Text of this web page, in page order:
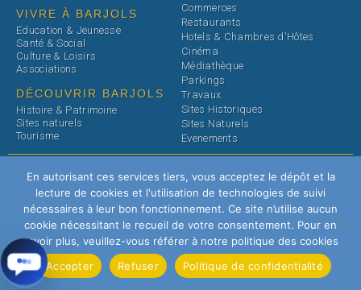
VIVRE À BARJOLS
Education & Jeunesse
Santé & Social
Culture & Loisirs
Associations
DÉCOUVRIR BARJOLS
Histoire & Patrimoine
Sites naturels
Tourisme
Commerces
Restaurants
Hotels & Chambres d'Hôtes
Cinéma
Médiathèque
Parkings
Travaux
Sites Historiques
Sites Naturels
Evenements
© 2026 Ville de Barjols
Modules de gestion des demandes
Conditions Générales d'Utilisation
(CGU)
Politique des cookies
Politique de confidentialité Mentions légales
Agence web Selooking
En autorisant ces services tiers, vous acceptez le dépôt et la
lecture de cookies et l'utilisation de technologies de suivi
nécessaires à leur bon fonctionnement. Ce site n’utilise aucun
cookie nécessitant le recueil de votre consentement. Pour en
savoir plus, veuillez-vous référer à notre politique des cookies
Accepter
Refuser Politique de confidentialité